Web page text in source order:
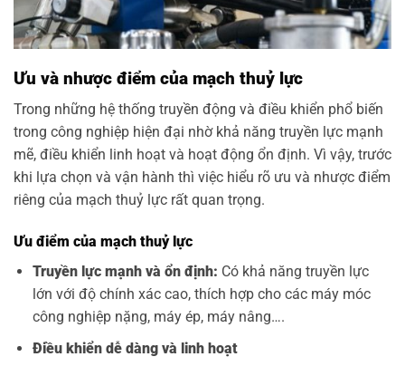
Ưu và nhược điểm của mạch thuỷ lực
Trong những hệ thống truyền động và điều khiển phổ biến
trong công nghiệp hiện đại nhờ khả năng truyền lực mạnh
mẽ, điều khiển linh hoạt và hoạt động ổn định. Vì vậy, trước
khi lựa chọn và vận hành thì việc hiểu rõ ưu và nhược điểm
riêng của mạch thuỷ lực rất quan trọng.
Ưu điểm của mạch thuỷ lực
Truyền lực mạnh và ổn định: Có khả năng truyền lực
lớn với độ chính xác cao, thích hợp cho các máy móc
công nghiệp nặng, máy ép, máy nâng….
Điều khiển dễ dàng và linh hoạt